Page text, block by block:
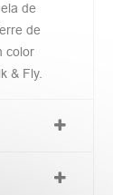
de
de
color
& Fly.